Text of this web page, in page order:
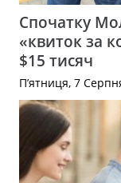
Спочатку
«квиток за
$15 тисяч
П’ятниця, 7